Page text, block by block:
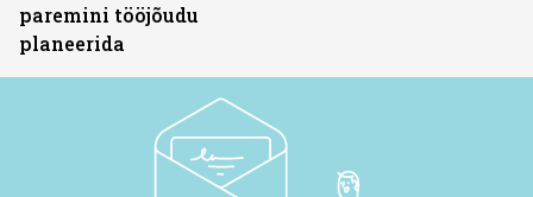
paremini tööjõudu
planeerida